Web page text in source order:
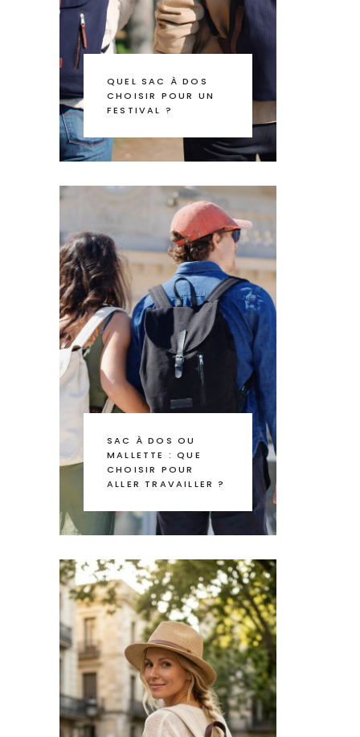
QUEL SAC À DOS
CHOISIR POUR UN
FESTIVAL ?
SAC À DOS OU
MALLETTE : QUE
CHOISIR POUR
ALLER TRAVAILLER ?